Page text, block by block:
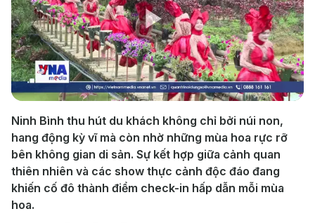
Play
Video
Ninh Bình thu hút du khách không chỉ bởi núi non,
hang động kỳ vĩ mà còn nhờ những mùa hoa rực rỡ
bên không gian di sản. Sự kết hợp giữa cảnh quan
thiên nhiên và các show thực cảnh độc đáo đang
khiến cố đô thành điểm check-in hấp dẫn mỗi mùa
hoa.